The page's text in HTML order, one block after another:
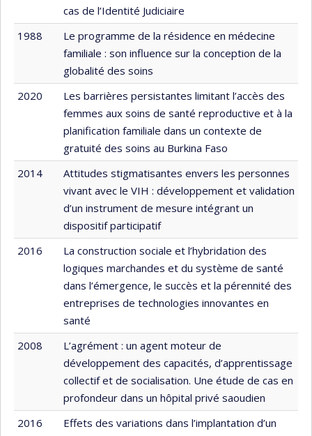
cas de l’Identité Judiciaire
1988
Le programme de la résidence en médecine
familiale : son influence sur la conception de la
globalité des soins
2020
Les barrières persistantes limitant l’accès des
femmes aux soins de santé reproductive et à la
planification familiale dans un contexte de
gratuité des soins au Burkina Faso
2014
Attitudes stigmatisantes envers les personnes
vivant avec le VIH : développement et validation
d’un instrument de mesure intégrant un
dispositif participatif
2016
La construction sociale et l’hybridation des
logiques marchandes et du système de santé
dans l’émergence, le succès et la pérennité des
entreprises de technologies innovantes en
santé
2008
L’agrément : un agent moteur de
développement des capacités, d’apprentissage
collectif et de socialisation. Une étude de cas en
profondeur dans un hôpital privé saoudien
2016
Effets des variations dans l’implantation d’un